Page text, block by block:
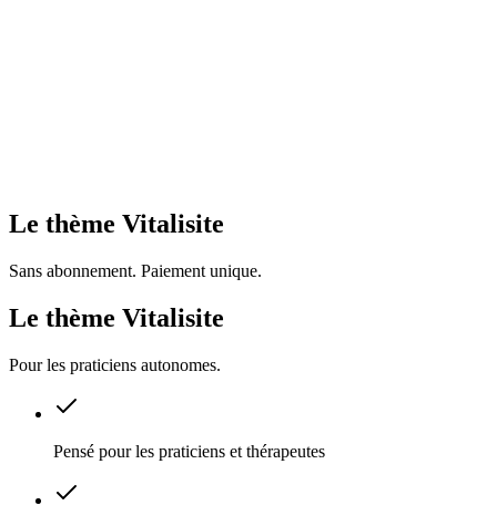
Le thème Vitalisite
Sans abonnement. Paiement unique.
Le thème Vitalisite
Pour les praticiens autonomes.
Pensé pour les praticiens et thérapeutes